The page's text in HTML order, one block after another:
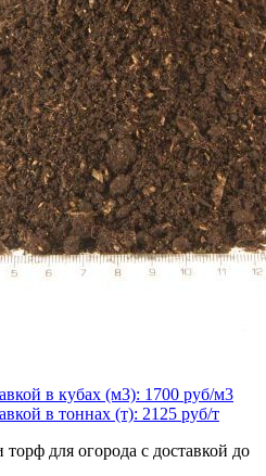
в кубах (м3): 1700 руб/м3
в тоннах (т): 2125 руб/т
для огорода с доставкой до